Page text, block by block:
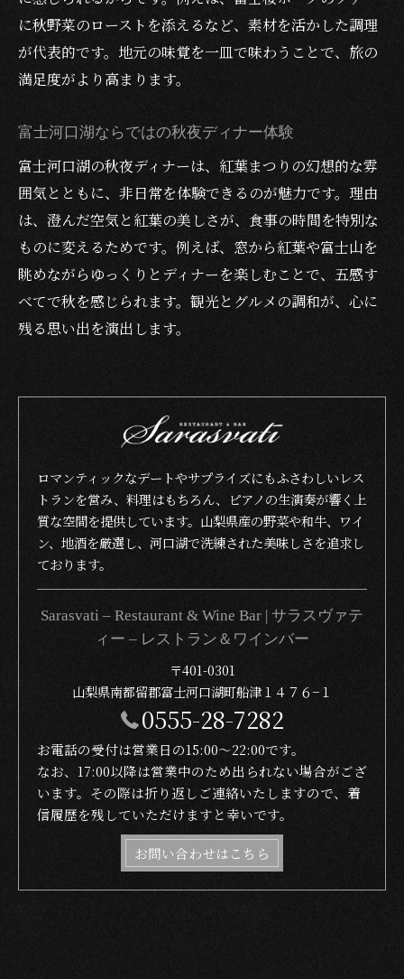
に秋野菜のローストを添えるなど、素材を活かした調理
が代表的です。地元の味覚を一皿で味わうことで、旅の
満足度がより高まります。
富士河口湖ならではの秋夜ディナー体験
富士河口湖の秋夜ディナーは、紅葉まつりの幻想的な雰
囲気とともに、非日常を体験できるのが魅力です。理由
は、澄んだ空気と紅葉の美しさが、食事の時間を特別な
ものに変えるためです。例えば、窓から紅葉や富士山を
眺めながらゆっくりとディナーを楽しむことで、五感す
べてで秋を感じられます。観光とグルメの調和が、心に
残る思い出を演出します。
ロマンティックなデートやサプライズにもふさわしいレス
トランを営み、料理はもちろん、ピアノの生演奏が響く上
質な空間を提供しています。山梨県産の野菜や和牛、ワイ
ン、地酒を厳選し、河口湖で洗練された美味しさを追求し
ております。
Sarasvati – Restaurant & Wine Bar | サラスヴァテ
ィー – レストラン＆ワインバー
〒401-0301
山梨県南都留郡富士河口湖町船津１４７６−１
0555-28-7282
お電話の受付は営業日の15:00〜22:00です。
なお、17:00以降は営業中のため出られない場合がござ
います。その際は折り返しご連絡いたしますので、着
信履歴を残していただけますと幸いです。
お問い合わせはこちら